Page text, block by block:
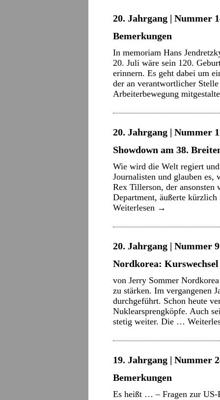
20. Jahrgang | Nummer
Bemerkungen
In memoriam Hans
20. Juli wäre sein 120.
erinnern. Es geht dabei um
der an verantwortlicher
Arbeiterbewegung
20. Jahrgang | Nummer
Showdown am 38.
Wie wird die Welt regiert
Journalisten und glauben es,
Rex Tillerson, der ansonsten
Department, äußerte
Weiterlesen →
20. Jahrgang | Nummer
Nordkorea:
von Jerry Sommer
zu stärken. Im vergangenen
durchgeführt. Schon heute
Nuklearsprengköpfe. Auch
stetig weiter. Die …
19. Jahrgang | Nummer
Bemerkungen
Es heißt … – Fragen zur US-